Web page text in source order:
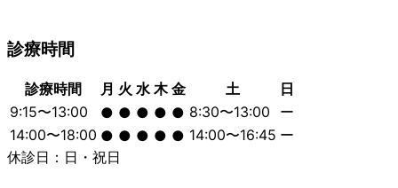
診療時間
診療時間 月 火 水 木 金 土
日
9:15〜13:00
● ● ● ● ● 8:30〜13:00
ー
14:00〜18:00 ● ● ● ● ● 14:00〜16:45 ー
休診日：日・祝日